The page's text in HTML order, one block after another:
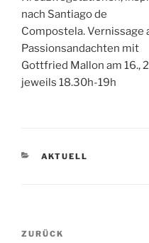
nach Santiago de
Compostela. Vernissage
Passionsandachten mit
Gottfried Mallon am 16.,
jeweils 18.30h-19h
KATEGORIEN
AKTUELL
Beitragsnavigation
Vorheriger
ZURÜCK